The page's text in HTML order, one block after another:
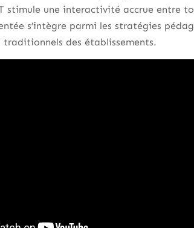
stimule une interactivité accrue entre
s’intègre parmi les stratégies
traditionnels des établissements.